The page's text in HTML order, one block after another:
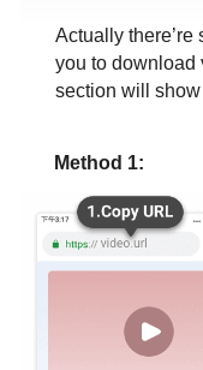
Actually
you to download
section will
Method 1: